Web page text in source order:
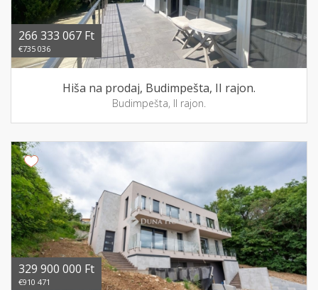
266 333 067 Ft
€735 036
Hiša na prodaj, Budimpešta, II rajon.
Budimpešta, II rajon.
329 900 000 Ft
€910 471